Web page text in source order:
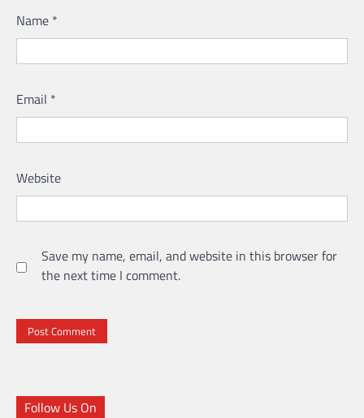
Name *
Email *
Website
Save my name, email, and website in this browser for
the next time I comment.
Follow Us On